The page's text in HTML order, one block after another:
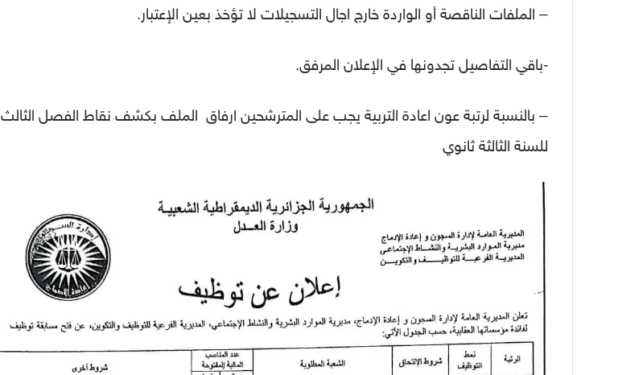
– الملفات الناقصة أو الواردة خارج اجال التسجيلات لا تؤخذ بعين الإعتبار.
-باقي التفاصيل تجدونها في الإعلان المرفق.
– بالنسبة لرتبة عون اعادة التربية يجب على المترشحين ارفاق الملف بكشف نقاط الفصل الثالث
للسنة الثالثة ثانوي